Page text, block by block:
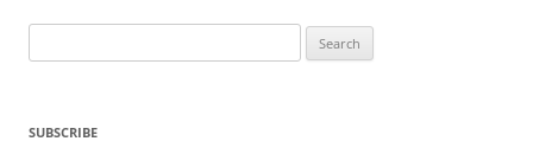
for:
SUBSCRIBE